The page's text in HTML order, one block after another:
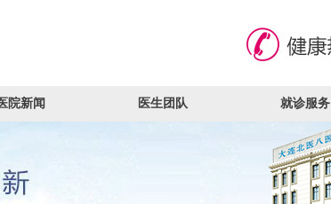
院新闻 医生团队 就诊服务